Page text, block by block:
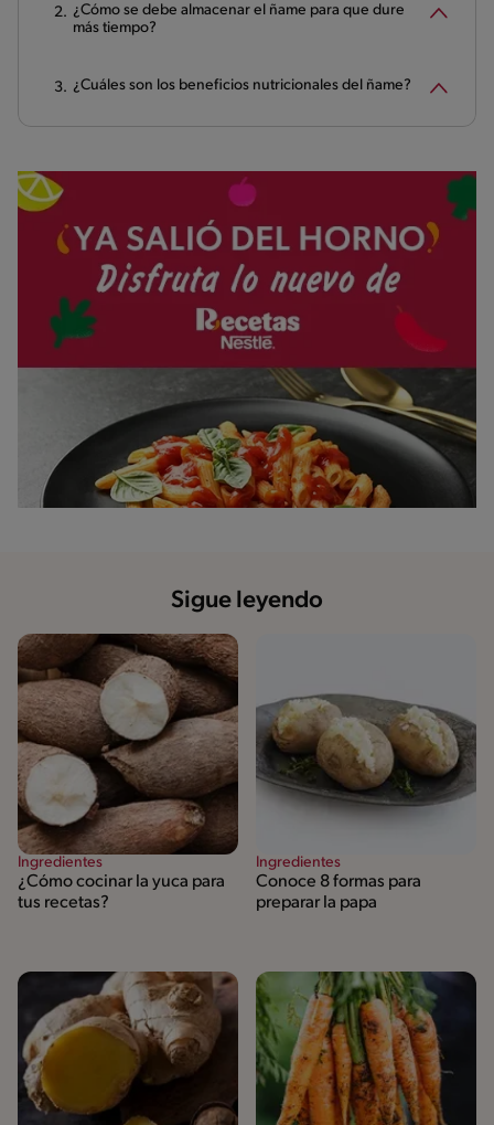
¿Cómo se debe almacenar el ñame para que dure
más tiempo?
¿Cuáles son los beneficios nutricionales del ñame?
Sigue leyendo
Ingredientes
¿Cómo cocinar la yuca para
tus recetas?
Ingredientes
Conoce 8 formas para
preparar la papa